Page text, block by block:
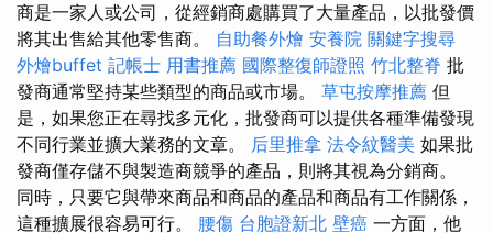
商是一家人或公司，從經銷商處購買了大量產品，以批發價
將其出售給其他零售商。 自助餐外燴 安養院 關鍵字搜尋
外燴buffet 記帳士 用書推薦 國際整復師證照 竹北整脊 批
發商通常堅持某些類型的商品或市場。 草屯按摩推薦 但
是，如果您正在尋找多元化，批發商可以提供各種準備發現
不同行業並擴大業務的文章。 后里推拿 法令紋醫美 如果批
發商僅存儲不與製造商競爭的產品，則將其視為分銷商。
同時，只要它與帶來商品和商品的產品和商品有工作關係，
這種擴展很容易可行。 腰傷 台胞證新北 壁癌 一方面，他